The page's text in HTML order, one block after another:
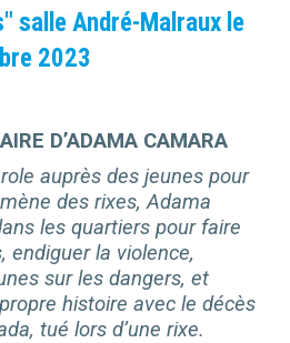
salle André-Malraux le
2023
AIRE D’ADAMA CAMARA
auprès des jeunes pour
des rixes, Adama
les quartiers pour faire
endiguer la violence,
sur les dangers, et
histoire avec le décès
tué lors d’une rixe.